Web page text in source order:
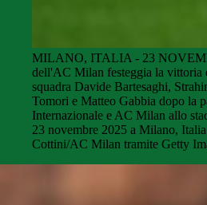
MILANO, ITALIA - 23
dell'AC Milan festeggia la vittoria
squadra Davide Bartesaghi,
Tomori e Matteo Gabbia dopo la
Internazionale e AC Milan allo
23 novembre 2025 a Milano,
Cottini/AC Milan tramite Getty